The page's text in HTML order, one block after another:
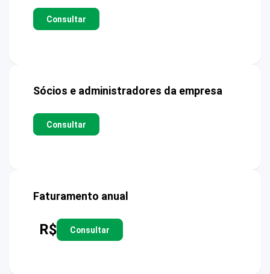
Consultar
Sócios e administradores da empresa
Consultar
Faturamento anual
R$ Consultar